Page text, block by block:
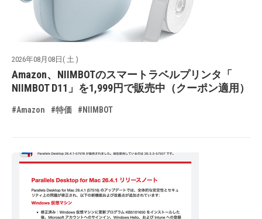
2026年08月08日( 土 )
Amazon、NIIMBOTのスマートラベルプリンタ「
NIIMBOT D11」を1,999円で販売中（クーポン適用）
#Amazon #特価 #NIIMBOT